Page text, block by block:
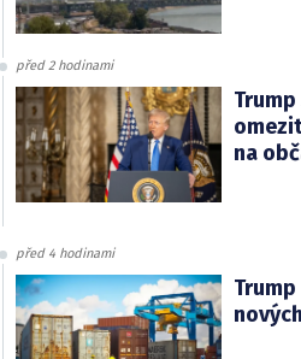
před 2 hodinami
na
před 4 hodinami